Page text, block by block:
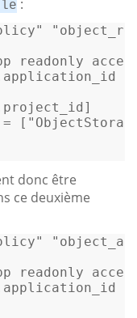
:
readonly
= [
donc être
ce deuxième
readonly